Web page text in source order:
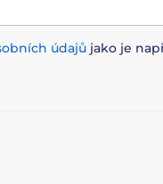
údajů jako je